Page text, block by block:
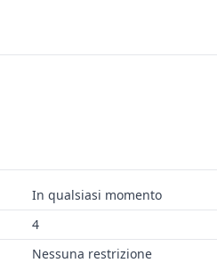
In qualsiasi momento
4
Nessuna restrizione